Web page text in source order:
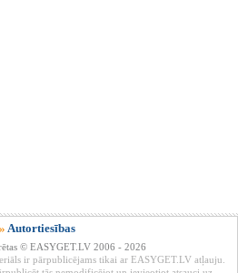
» Autortiesības
© EASYGET.LV 2006 - 2026
ir pārpublicējams tikai ar EASYGET.LV atļauju.